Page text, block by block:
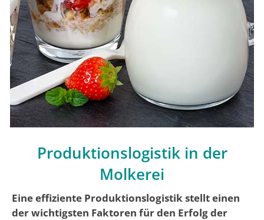
Produktionslogistik in der
Molkerei
Eine effiziente Produktionslogistik stellt einen
der wichtigsten Faktoren für den Erfolg der